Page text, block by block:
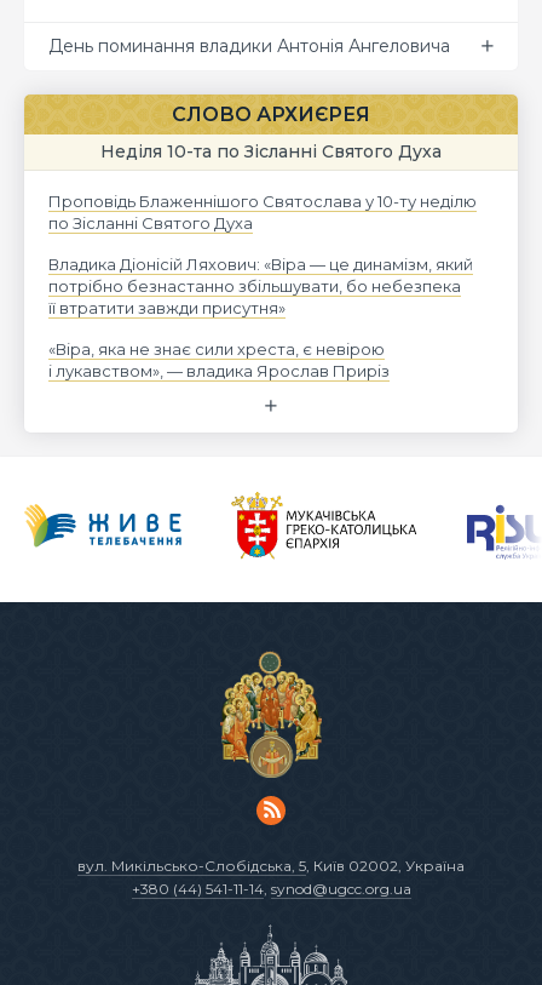
День поминання владики Антонія Ангеловича
СЛОВО АРХИЄРЕЯ
Неділя 10-та по Зісланні Святого Духа
Проповідь Блаженнішого Святослава у 10-ту неділю
по Зісланні Святого Духа
Владика Діонісій Ляхович: «Віра — це динамізм, який
потрібно безнастанно збільшувати, бо небезпека
її втратити завжди присутня»
«Віра, яка не знає сили хреста, є невірою
і лукавством», — владика Ярослав Приріз
вул. Микільсько-Слобідська, 5, Київ 02002, Україна
+380 (44) 541-11-14, synod@ugcc.org.ua